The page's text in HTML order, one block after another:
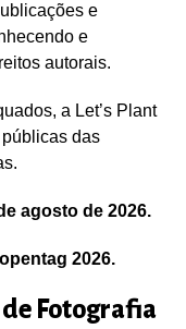
e
e
autorais.
a Let’s Plant
das
agosto de 2026.
2026.
de Fotografia